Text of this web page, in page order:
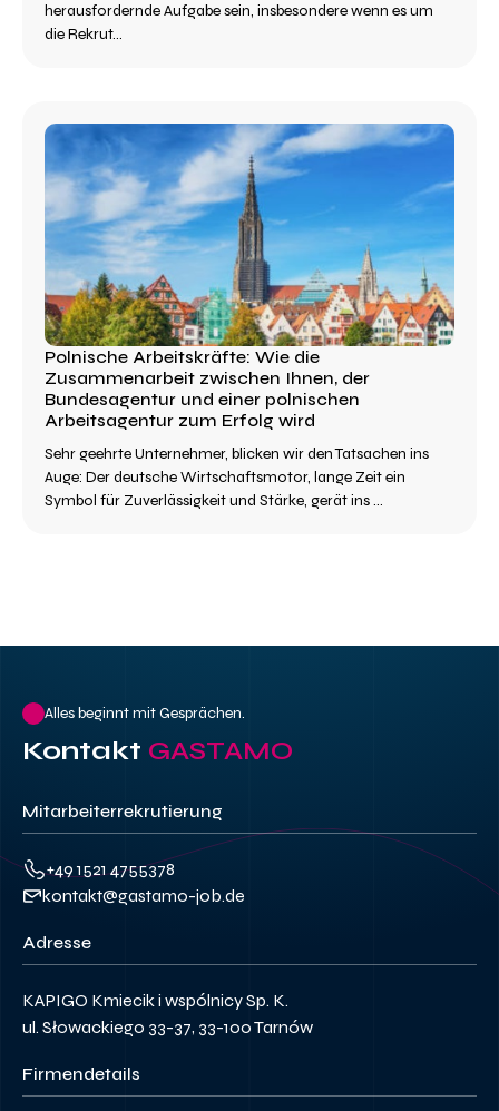
herausfordernde Aufgabe sein, insbesondere wenn es um
die Rekrut...
Polnische Arbeitskräfte: Wie die
Zusammenarbeit zwischen Ihnen, der
Bundesagentur und einer polnischen
Arbeitsagentur zum Erfolg wird
Sehr geehrte Unternehmer, blicken wir den Tatsachen ins
Auge: Der deutsche Wirtschaftsmotor, lange Zeit ein
Symbol für Zuverlässigkeit und Stärke, gerät ins ...
Alles beginnt mit Gesprächen.
Kontakt GASTAMO
Mitarbeiterrekrutierung
+49 1521 4755378
kontakt@gastamo-job.de
Adresse
KAPIGO Kmiecik i wspólnicy Sp. K.
ul. Słowackiego 33-37, 33-100 Tarnów
Firmendetails